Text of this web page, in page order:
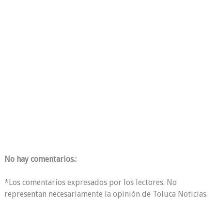
No hay comentarios.:
*Los comentarios expresados por los lectores. No
representan necesariamente la opinión de Toluca Noticias.